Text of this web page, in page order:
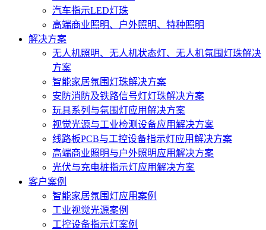
汽车指示LED灯珠
高端商业照明、户外照明、特种照明
解决方案
无人机照明、无人机状态灯、无人机氛围灯珠解决
方案
智能家居氛围灯珠解决方案
安防消防及铁路信号灯灯珠解决方案
玩具系列与氛围灯应用解决方案
视觉光源与工业检测设备应用解决方案
线路板PCB与工控设备指示灯应用解决方案
高端商业照明与户外照明应用解决方案
光伏与充电桩指示灯应用解决方案
客户案例
智能家居氛围灯应用案例
工业视觉光源案例
工控设备指示灯案例